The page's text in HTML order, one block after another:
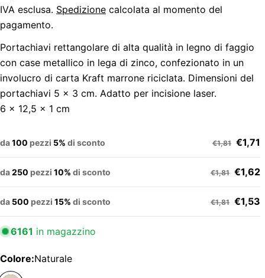
regolare
IVA esclusa. Spedizione calcolata al momento del
pagamento.
Portachiavi rettangolare di alta qualità in legno di faggio
con case metallico in lega di zinco, confezionato in un
involucro di carta Kraft marrone riciclata. Dimensioni del
portachiavi 5 x 3 cm. Adatto per incisione laser.
6 x 12,5 x 1 cm
da100 pezzi 5% di sconto €1,81 €1,71
da250 pezzi 10% di sconto €1,81 €1,62
da 500 pezzi 15% di sconto €1,81 €1,53
6161 in magazzino
Colore:Naturale